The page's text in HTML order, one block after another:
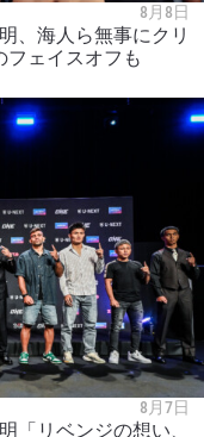
8月8日
明、海人ら無事にクリ
フェイスオフも
8月7日
「リベンジの想い、